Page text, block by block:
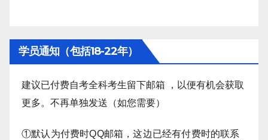
学员通知（包括18-22年）
建议已付费自考全科考生留下邮箱 ，以便有机会获取
更多。不再单独发送（如您需要）
①默认为付费时QQ邮箱，这边已经有付费时的联系